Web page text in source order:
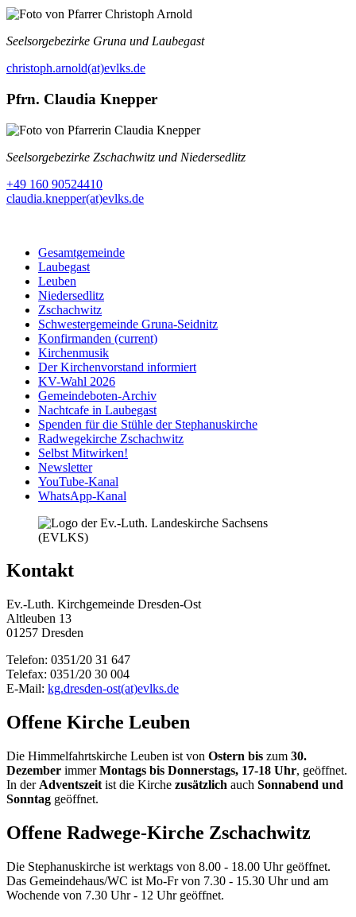
Seelsorgebezirke Gruna und Laubegast
christoph.arnold(at)evlks.de
Pfrn. Claudia Knepper
Seelsorgebezirke Zschachwitz und Niedersedlitz
+49 160 90524410
claudia.knepper(at)evlks.de
Gesamtgemeinde
Laubegast
Leuben
Niedersedlitz
Zschachwitz
Schwestergemeinde Gruna-Seidnitz
Konfirmanden (current)
Kirchenmusik
Der Kirchenvorstand informiert
KV-Wahl 2026
Gemeindeboten-Archiv
Nachtcafe in Laubegast
Spenden für die Stühle der Stephanuskirche
Radwegekirche Zschachwitz
Selbst Mitwirken!
Newsletter
YouTube-Kanal
WhatsApp-Kanal
Kontakt
Ev.-Luth. Kirchgemeinde Dresden-Ost
Altleuben 13
01257 Dresden
Telefon: 0351/20 31 647
Telefax: 0351/20 30 004
E-Mail: kg.dresden-ost(at)evlks.de
Offene Kirche Leuben
Die Himmelfahrtskirche Leuben ist von Ostern bis zum 30.
Dezember immerMontags bis Donnerstags, 17-18 Uhr, geöffnet.
In der Adventszeit ist die Kirche zusätzlich auch Sonnabend und
Sonntag geöffnet.
Offene Radwege-Kirche Zschachwitz
Die Stephanuskirche ist werktags von 8.00 - 18.00 Uhr geöffnet.
Das Gemeindehaus/WC ist Mo-Fr von 7.30 - 15.30 Uhr und am
Wochende von 7.30 Uhr - 12 Uhr geöffnet.